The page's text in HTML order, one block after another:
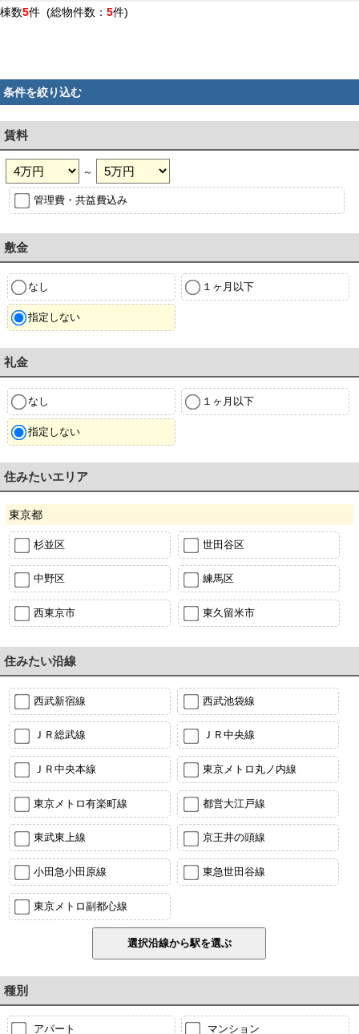
棟数5件 (総物件数： 5件)
条件を絞り込む
賃料
～
管理費・共益費込み
敷金
なし １ヶ月以下
指定しない
礼金
なし １ヶ月以下
指定しない
住みたいエリア
東京都
杉並区 世田谷区
中野区 練馬区
西東京市 東久留米市
住みたい沿線
西武新宿線 西武池袋線
ＪＲ総武線 ＪＲ中央線
ＪＲ中央本線 東京メトロ丸ノ内線
東京メトロ有楽町線 都営大江戸線
東武東上線 京王井の頭線
小田急小田原線 東急世田谷線
東京メトロ副都心線
種別
アパート マンション